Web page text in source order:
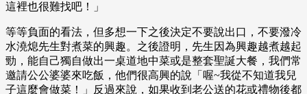
這裡也很難找吧！」
等等負面的看法，但多想一下之後決定不要說出口，不要潑冷
水澆熄先生對煮菜的興趣。之後證明，先生因為興趣越煮越起
勁，能自己獨自做出一桌道地中菜或是整套聖誕大餐，我們常
邀請公公婆婆來吃飯，他們很高興的說「喔~我從不知道我兒
子這麼會做菜！」反過來說，如果收到老公送的花或禮物後都